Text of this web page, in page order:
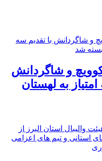
و شاگردانش
به لهستان